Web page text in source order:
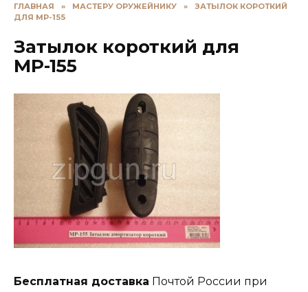
ГЛАВНАЯ » МАСТЕРУ ОРУЖЕЙНИКУ »
ЗАТЫЛОК КОРОТКИЙ
ДЛЯ МР-155
Затылок короткий для
МР-155
Бесплатная доставка Почтой России при